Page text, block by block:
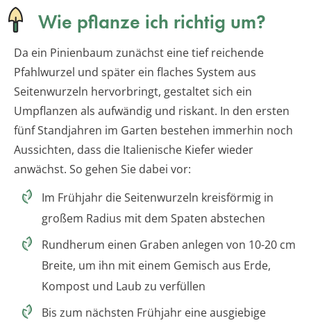
Wie pflanze ich richtig um?
Da ein Pinienbaum zunächst eine tief reichende
Pfahlwurzel und später ein flaches System aus
Seitenwurzeln hervorbringt, gestaltet sich ein
Umpflanzen als aufwändig und riskant. In den ersten
fünf Standjahren im Garten bestehen immerhin noch
Aussichten, dass die Italienische Kiefer wieder
anwächst. So gehen Sie dabei vor:
Im Frühjahr die Seitenwurzeln kreisförmig in
großem Radius mit dem Spaten abstechen
Rundherum einen Graben anlegen von 10-20 cm
Breite, um ihn mit einem Gemisch aus Erde,
Kompost und Laub zu verfüllen
Bis zum nächsten Frühjahr eine ausgiebige